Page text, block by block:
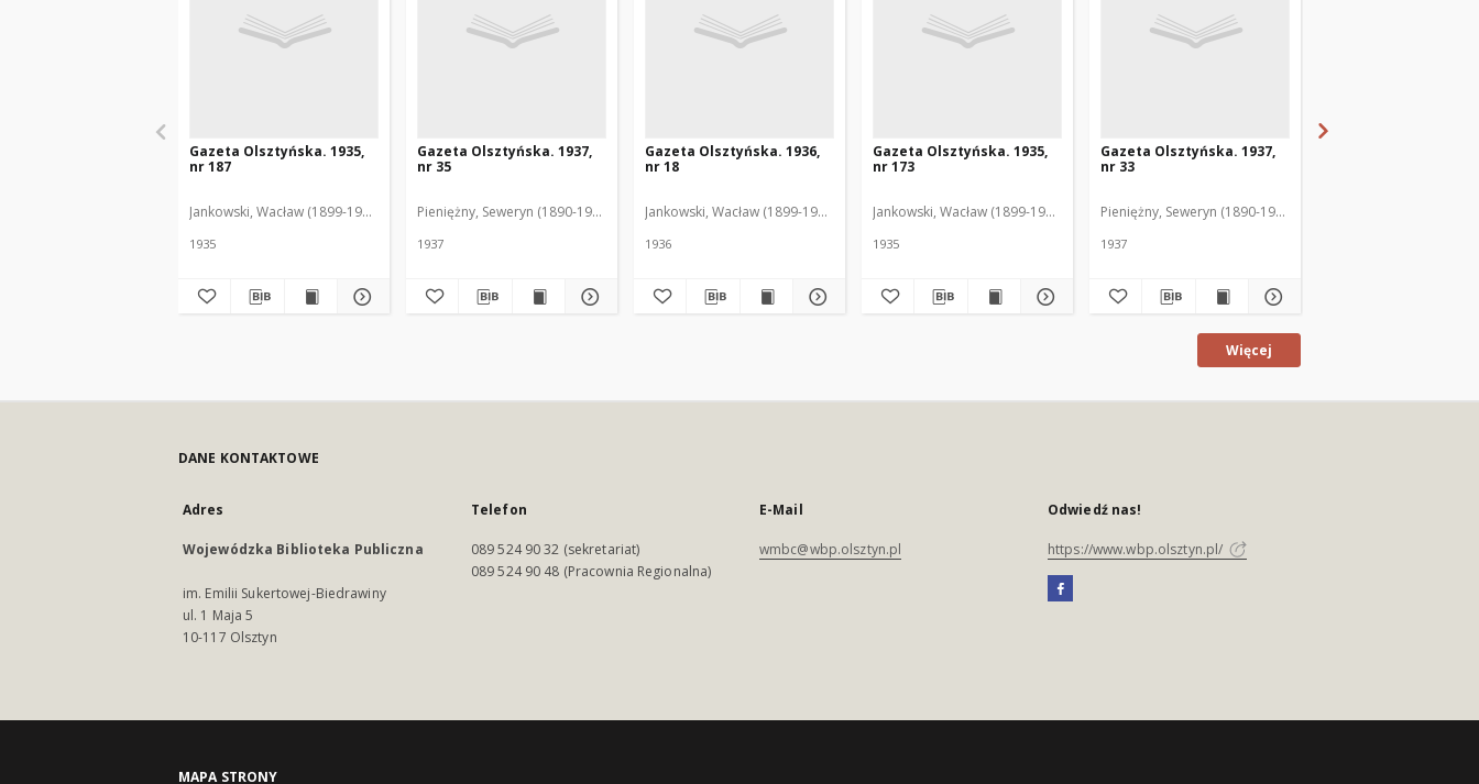
Gazeta Olsztyńska. 1935,
nr 187
Jankowski, Wacław (1899-1975). Red.
1935
Gazeta Olsztyńska. 1937,
nr 35
Pieniężny, Seweryn (1890-1940). Red.
1937
Gazeta Olsztyńska. 1936,
nr 18
Jankowski, Wacław (1899-1975). Red.
1936
Gazeta Olsztyńska. 1935,
nr 173
Jankowski, Wacław (1899-1975). Red.
1935
Gazeta Olsztyńska. 1937,
nr 33
Pieniężny, Seweryn (1890-1940). Red.
1937
Więcej
DANE KONTAKTOWE
Adres
Wojewódzka Biblioteka Publiczna
im. Emilii Sukertowej-Biedrawiny
ul. 1 Maja 5
10-117 Olsztyn
Telefon
089 524 90 32 (sekretariat)
089 524 90 48 (Pracownia Regionalna)
E-Mail
wmbc@wbp.olsztyn.pl
Odwiedź nas!
https://www.wbp.olsztyn.pl/
MAPA STRONY